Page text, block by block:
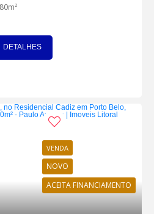
80m²
DETALHES
VENDA
NOVO
ACEITA FINANCIAMENTO